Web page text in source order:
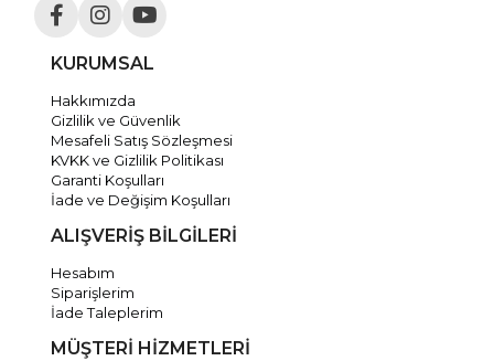
KURUMSAL
Hakkımızda
Gizlilik ve Güvenlik
Mesafeli Satış Sözleşmesi
KVKK ve Gizlilik Politikası
Garanti Koşulları
İade ve Değişim Koşulları
ALIŞVERİŞ BİLGİLERİ
Hesabım
Siparişlerim
İade Taleplerim
MÜŞTERİ HİZMETLERİ